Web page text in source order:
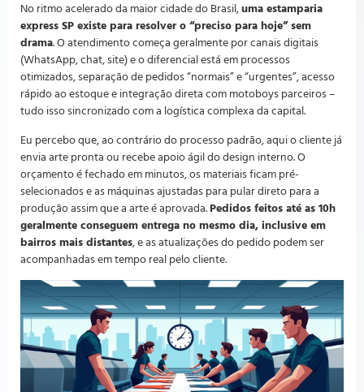
No ritmo acelerado da maior cidade do Brasil,uma estamparia
express SP existe para resolver o “preciso para hoje” sem
drama. O atendimento começa geralmente por canais digitais
(WhatsApp, chat, site) e o diferencial está em processos
otimizados, separação de pedidos “normais” e “urgentes”, acesso
rápido ao estoque e integração direta com motoboys parceiros –
tudo isso sincronizado com a logística complexa da capital.
Eu percebo que, ao contrário do processo padrão, aqui o cliente já
envia arte pronta ou recebe apoio ágil do design interno. O
orçamento é fechado em minutos, os materiais ficam pré-
selecionados e as máquinas ajustadas para pular direto para a
produção assim que a arte é aprovada. Pedidos feitos até as 10h
geralmente conseguem entrega no mesmo dia, inclusive em
bairros mais distantes, e as atualizações do pedido podem ser
acompanhadas em tempo real pelo cliente.